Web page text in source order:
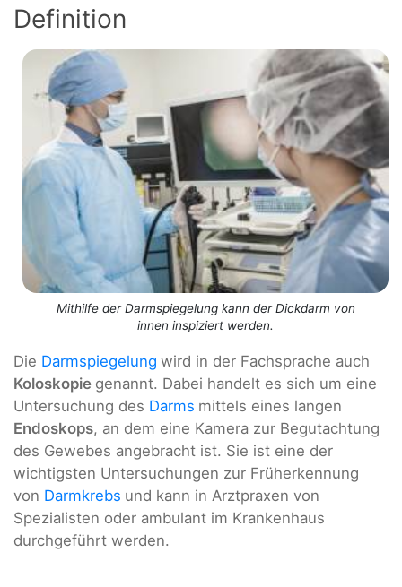
Definition
Mithilfe der Darmspiegelung kann der Dickdarm von
innen inspiziert werden.
Die Darmspiegelung wird in der Fachsprache auch
Koloskopie genannt. Dabei handelt es sich um eine
Untersuchung des Darms mittels eines langen
Endoskops, an dem eine Kamera zur Begutachtung
des Gewebes angebracht ist. Sie ist eine der
wichtigsten Untersuchungen zur Früherkennung
von Darmkrebs und kann in Arztpraxen von
Spezialisten oder ambulant im Krankenhaus
durchgeführt werden.